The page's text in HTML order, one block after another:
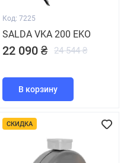
Код: 7225
SALDA VKA 200 EKO
22 090 ₴ 24 544 ₴
В корзину
СКИДКА